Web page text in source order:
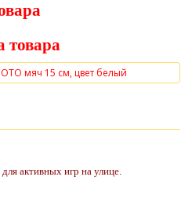
товара
активных игр на улице.